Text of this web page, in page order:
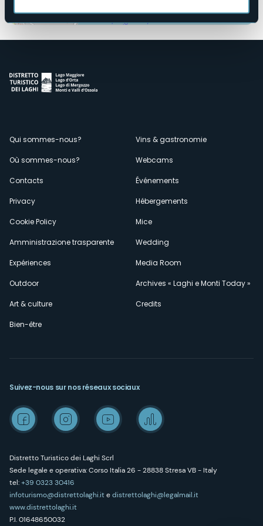
Menù
secondario
Qui sommes-nous?
Où sommes-nous?
Contacts
Privacy
Cookie Policy
Amministrazione trasparente
Expériences
Outdoor
Art & culture
Bien-être
Vins & gastronomie
Webcams
Événements
Hébergements
Mice
Wedding
Media Room
Archives « Laghi e Monti Today »
Credits
Distretto Turistico dei Laghi Scrl
Sede legale e operativa: Corso Italia 26 - 28838 Stresa VB - Italy
tel:+39 0323 30416
infoturismo@distrettolaghi.itedistrettolaghi@legalmail.it
www.distrettolaghi.it
P.I. 01648650032
Suivez-nous sur nos réseaux sociaux